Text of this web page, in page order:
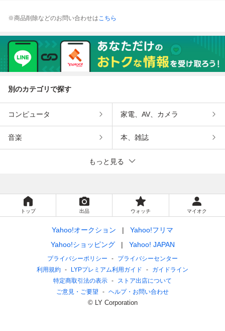
※商品削除などのお問い合わせはこちら
別のカテゴリで探す
コンピュータ 家電、AV、カメラ
音楽 本、雑誌
もっと見る
トップ 出品 ウォッチ マイオク
Yahoo!オークション
Yahoo!フリマ
Yahoo!ショッピング
Yahoo! JAPAN
プライバシーポリシー
プライバシーセンター
利用規約
LYPプレミアム利用ガイド
ガイドライン
特定商取引法の表示
ストア出店について
ご意見・ご要望
ヘルプ・お問い合わせ
© LY Corporation